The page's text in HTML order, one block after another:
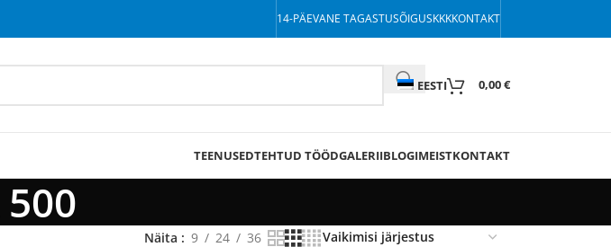
14-PÄEVANE TAGASTUSÕIGUSKKKKONTAKT
EESTI 0,00€
TEENUSEDTEHTUD TÖÖDGALERIIBLOGIMEISTKONTAKT
500
Näita 9 24 36